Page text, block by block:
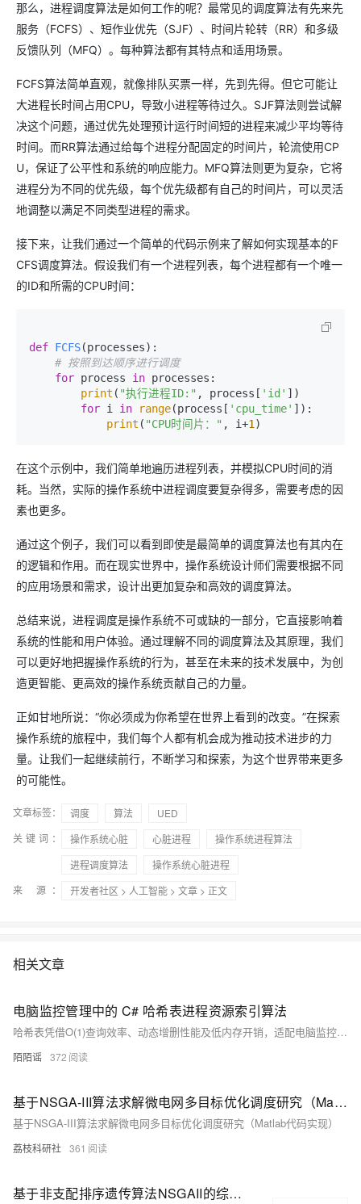
那么，进程调度算法是如何工作的呢？最常见的调度算法有先来先
服务（FCFS）、短作业优先（SJF）、时间片轮转（RR）和多级
反馈队列（MFQ）。每种算法都有其特点和适用场景。
FCFS算法简单直观，就像排队买票一样，先到先得。但它可能让
大进程长时间占用CPU，导致小进程等待过久。SJF算法则尝试解
决这个问题，通过优先处理预计运行时间短的进程来减少平均等待
时间。而RR算法通过给每个进程分配固定的时间片，轮流使用CP
U，保证了公平性和系统的响应能力。MFQ算法则更为复杂，它将
进程分为不同的优先级，每个优先级都有自己的时间片，可以灵活
地调整以满足不同类型进程的需求。
接下来，让我们通过一个简单的代码示例来了解如何实现基本的F
CFS调度算法。假设我们有一个进程列表，每个进程都有一个唯一
的ID和所需的CPU时间：
def FCFS(processes):
# 按照到达顺序进行调度
for process in processes:
print ( "执行进程ID:" , process[ 'id' ])
for i in range(process[ 'cpu_time' ]):
print ( "CPU时间片：" , i+1
在这个示例中，我们简单地遍历进程列表，并模拟CPU时间的消
耗。当然，实际的操作系统中进程调度要复杂得多，需要考虑的因
素也更多。
通过这个例子，我们可以看到即使是最简单的调度算法也有其内在
的逻辑和作用。而在现实世界中，操作系统设计师们需要根据不同
的应用场景和需求，设计出更加复杂和高效的调度算法。
总结来说，进程调度是操作系统不可或缺的一部分，它直接影响着
系统的性能和用户体验。通过理解不同的调度算法及其原理，我们
可以更好地把握操作系统的行为，甚至在未来的技术发展中，为创
造更智能、更高效的操作系统贡献自己的力量。
正如甘地所说：“你必须成为你希望在世界上看到的改变。”在探索
操作系统的旅程中，我们每个人都有机会成为推动技术进步的力
量。让我们一起继续前行，不断学习和探索，为这个世界带来更多
的可能性。
文章标签： 调度 算法
UED
关键词：
操作系统心脏 心脏进程
操作系统进程算法
进程调度算法
操作系统心脏进程
来 源：
开发者社区 > 人工智能 > 文章 > 正文
相关文章
电脑监控管理中的 C# 哈希表进程资源索引算法
哈希表凭借O(1)查询效率、动态增删性能及低内存开销，适配电脑监控系统对进程资源数据的实时索引需求。通过定制哈希函数与链地址法冲突解决，实现高效进程状态追踪与异常预警。
陌陌谣 372
基于NSGA-III算法求解微电网多目标优化调度研究（Matlab代码实现）
基于NSGA-III算法求解微电网多目标优化调度研究（Matlab代码实现）
荔枝科研社 361
基于非支配排序遗传算法NSGAII的综合能源优化调度（Matlab代码实现）